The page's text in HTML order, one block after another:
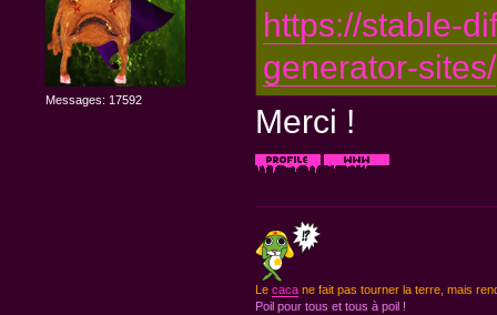
Messages: 17592
https://stable-
generator-sites/
Merci !
Le cacane fait pas tourner la terre, mais
Poil pour tous et tous à poil !